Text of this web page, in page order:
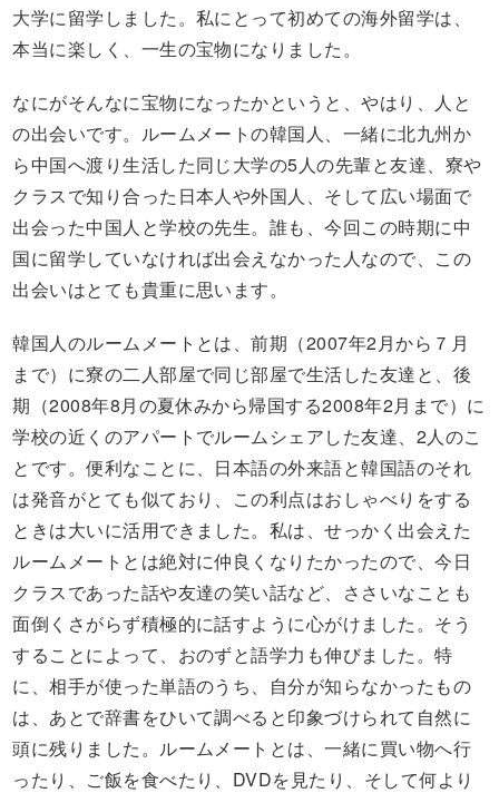
大学に留学しました。私にとって初めての海外留学は、
本当に楽しく、一生の宝物になりました。
なにがそんなに宝物になったかというと、やはり、人と
の出会いです。ルームメートの韓国人、一緒に北九州か
ら中国へ渡り生活した同じ大学の5人の先輩と友達、寮や
クラスで知り合った日本人や外国人、そして広い場面で
出会った中国人と学校の先生。誰も、今回この時期に中
国に留学していなければ出会えなかった人なので、この
出会いはとても貴重に思います。
韓国人のルームメートとは、前期（2007年2月から７月
まで）に寮の二人部屋で同じ部屋で生活した友達と、後
期（2008年8月の夏休みから帰国する2008年2月まで）に
学校の近くのアパートでルームシェアした友達、2人のこ
とです。便利なことに、日本語の外来語と韓国語のそれ
は発音がとても似ており、この利点はおしゃべりをする
ときは大いに活用できました。私は、せっかく出会えた
ルームメートとは絶対に仲良くなりたかったので、今日
クラスであった話や友達の笑い話など、ささいなことも
面倒くさがらず積極的に話すように心がけました。そう
することによって、おのずと語学力も伸びました。特
に、相手が使った単語のうち、自分が知らなかったもの
は、あとで辞書をひいて調べると印象づけられて自然に
頭に残りました。ルームメートとは、一緒に買い物へ行
ったり、ご飯を食べたり、DVDを見たり、そして何より